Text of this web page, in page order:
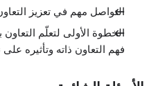
التواصل مهم في تعزيز
الخطوة الأولى لتعلّم
فهم التعاون ذاته وتأثيره